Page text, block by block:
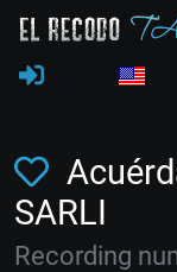
SARLI
Recording